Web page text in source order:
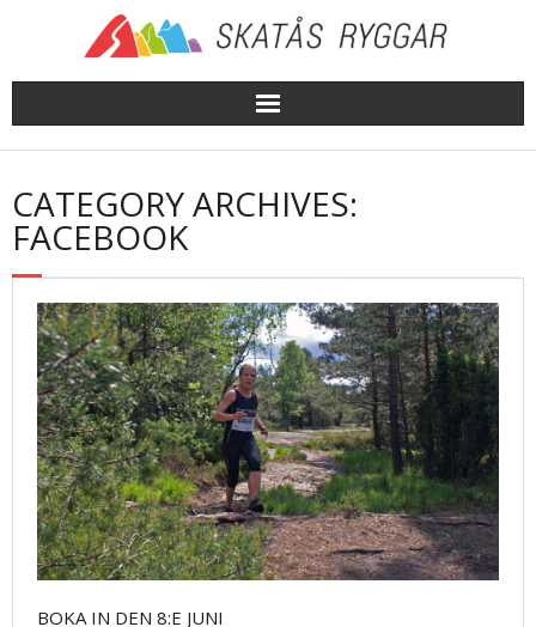
content
CATEGORY ARCHIVES:
FACEBOOK
BOKA IN DEN 8:E JUNI